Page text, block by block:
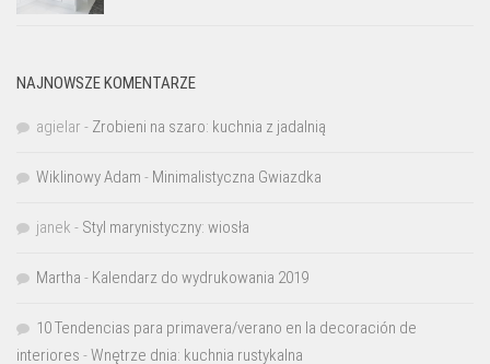
NAJNOWSZE KOMENTARZE
agielar - Zrobieni na szaro: kuchnia z jadalnią
Wiklinowy Adam - Minimalistyczna Gwiazdka
janek - Styl marynistyczny: wiosła
Martha - Kalendarz do wydrukowania 2019
10 Tendencias para primavera/verano en la decoración de
interiores -Wnętrze dnia: kuchnia rustykalna